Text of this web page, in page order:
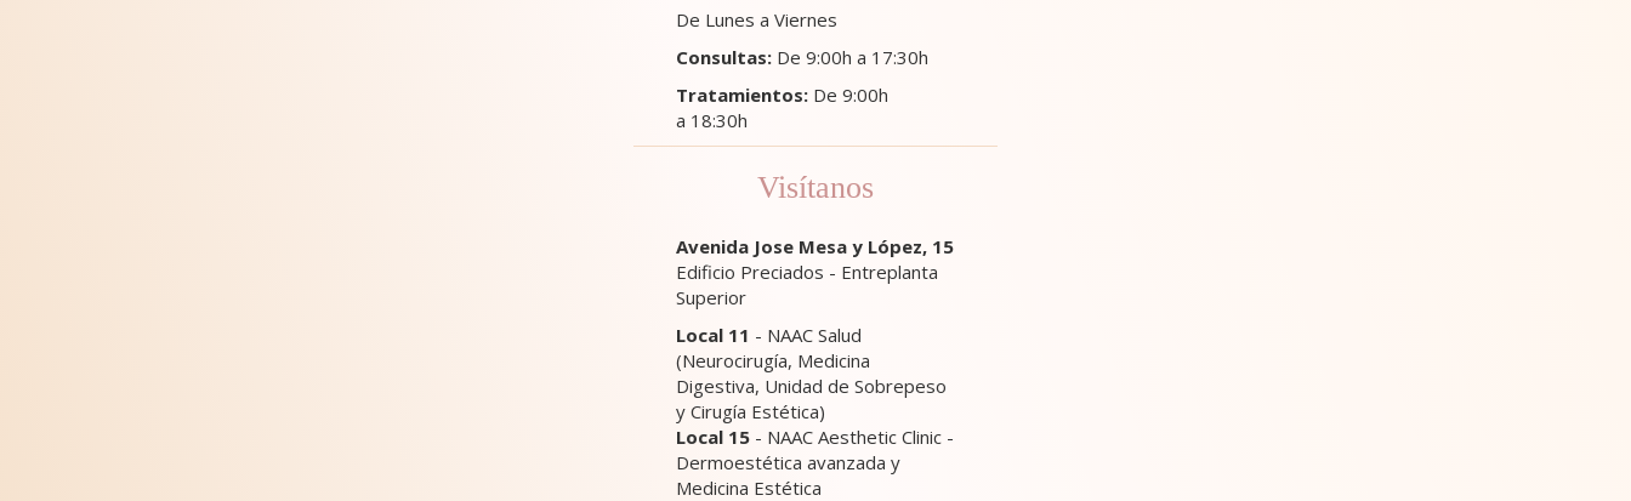
De Lunes a Viernes
Consultas: De 9:00h a 17:30h
Tratamientos: De 9:00h
a 18:30h
Visítanos
Avenida Jose Mesa y López, 15
Edificio Preciados - Entreplanta
Superior
Local 11 - NAAC Salud
(Neurocirugía, Medicina
Digestiva, Unidad de Sobrepeso
y Cirugía Estética)
Local 15 - NAAC Aesthetic Clinic -
Dermoestética avanzada y
Medicina Estética